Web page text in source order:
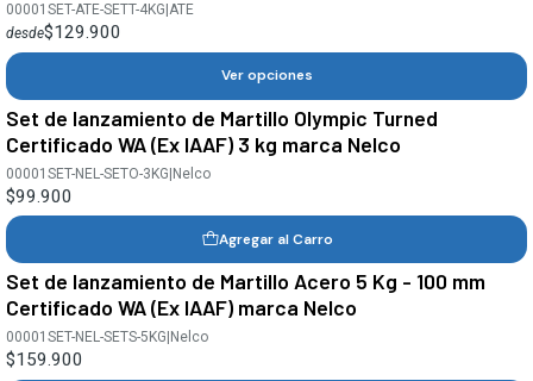
00001SET-ATE-SETT-4KG |ATE
desde$129.900
Ver opciones
Set de lanzamiento de Martillo Olympic Turned
Certificado WA (Ex IAAF) 3 kg marca Nelco
00001SET-NEL-SETO-3KG|Nelco
$99.900
Agregar al Carro
Set de lanzamiento de Martillo Acero 5 Kg - 100 mm
Certificado WA (Ex IAAF) marca Nelco
00001SET-NEL-SETS-5KG Nelco
$159.900